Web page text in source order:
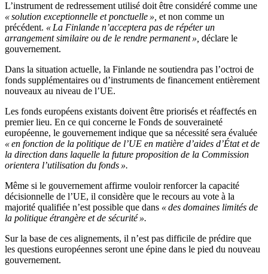
L’instrument de redressement utilisé doit être considéré comme une
« solution exceptionnelle et ponctuelle », et non comme un
précédent. « La Finlande n’acceptera pas de répéter un
arrangement similaire ou de le rendre permanent », déclare le
gouvernement.
Dans la situation actuelle, la Finlande ne soutiendra pas l’octroi de
fonds supplémentaires ou d’instruments de financement entièrement
nouveaux au niveau de l’UE.
Les fonds européens existants doivent être priorisés et réaffectés en
premier lieu. En ce qui concerne le Fonds de souveraineté
européenne, le gouvernement indique que sa nécessité sera évaluée
« en fonction de la politique de l’UE en matière d’aides d’État et de
la direction dans laquelle la future proposition de la Commission
orientera l’utilisation du fonds ».
Même si le gouvernement affirme vouloir renforcer la capacité
décisionnelle de l’UE, il considère que le recours au vote à la
majorité qualifiée n’est possible que dans « des domaines limités de
la politique étrangère et de sécurité ».
Sur la base de ces alignements, il n’est pas difficile de prédire que
les questions européennes seront une épine dans le pied du nouveau
gouvernement.